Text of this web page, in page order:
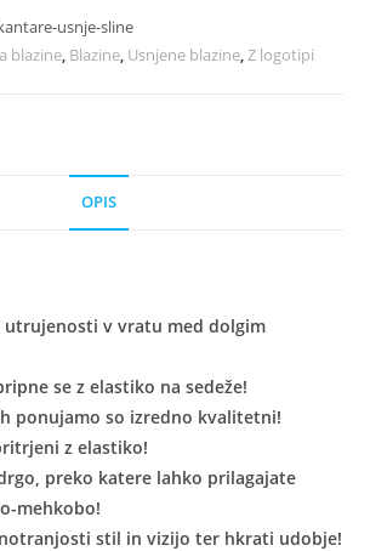
usnje-sline
blazine, Blazine, Usnjene blazine,Z logotipi
OPIS
utrujenosti v vratu med dolgim
se z elastiko na sedeže!
ponujamo so izredno kvalitetni!
z elastiko!
preko katere lahko prilagajate
mehkobo!
stil in vizijo ter hkrati udobje!